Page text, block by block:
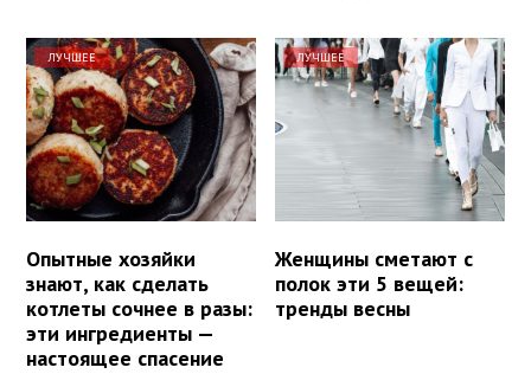
ЛУЧШЕЕ
Опытные хозяйки
знают, как сделать
котлеты сочнее в разы:
эти ингредиенты —
настоящее спасение
ЛУЧШЕЕ
Женщины сметают с
полок эти 5 вещей:
тренды весны